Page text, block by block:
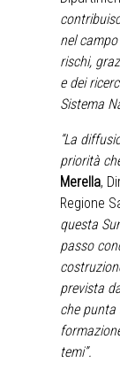
nel
rischi,
e dei
Sistema
“La
priorità
Merella,
Regione
questa
passo
prevista
che punta
temi”.